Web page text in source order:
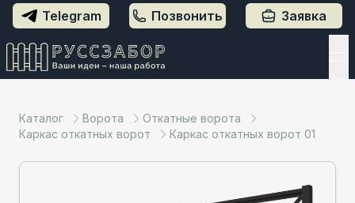
Telegram Позвонить Заявка
Каталог Ворота
Откатные ворота
Каркас откатных ворот
Каркас откатных ворот 01